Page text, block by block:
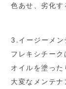
色あせ、劣化す
3.イージーメン
フレキシチー
オイルを塗った
大変なメンテナ